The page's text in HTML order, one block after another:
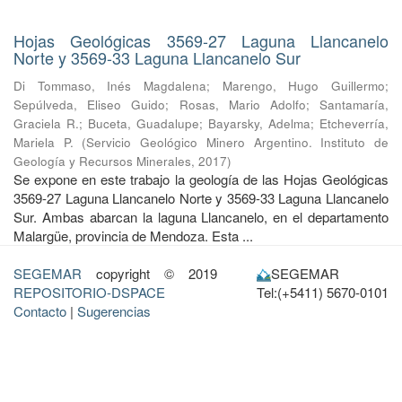
Hojas Geológicas 3569-27 Laguna Llancanelo
Norte y 3569-33 Laguna Llancanelo Sur
Di Tommaso, Inés Magdalena; Marengo, Hugo Guillermo;
Sepúlveda, Eliseo Guido; Rosas, Mario Adolfo;Santamaría,
Graciela R.; Buceta, Guadalupe; Bayarsky, Adelma; Etcheverría,
Mariela P. (Servicio Geológico Minero Argentino. Instituto de
Geología y Recursos Minerales, 2017)
Se expone en este trabajo la geología de las Hojas Geológicas
3569-27 Laguna Llancanelo Norte y 3569-33 Laguna Llancanelo
Sur. Ambas abarcan la laguna Llancanelo, en el departamento
Malargüe, provincia de Mendoza. Esta ...
SEGEMAR copyright © 2019
REPOSITORIO-DSPACE
Contacto | Sugerencias
SEGEMAR
Tel:(+5411) 5670-0101